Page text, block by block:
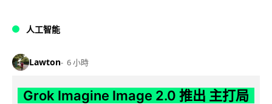
人工智能
Lawton 6 小時
Grok Imagine Image 2.0 推出 主打局